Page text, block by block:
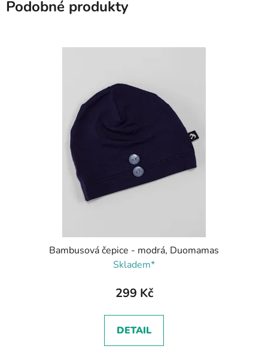
Podobné produkty
Bambusová čepice - modrá, Duomamas
Skladem*
299 Kč
DETAIL